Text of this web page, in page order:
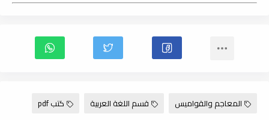
المعاجم والقواميس قسم اللغة العربية كتب pdf